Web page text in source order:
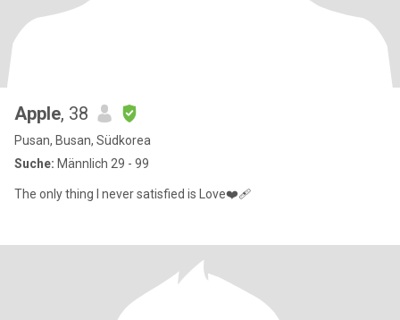
Apple, 38
Pusan, Busan, Südkorea
Suche: Männlich 29 - 99
The only thing I never satisfied is Love❤️‍🩹